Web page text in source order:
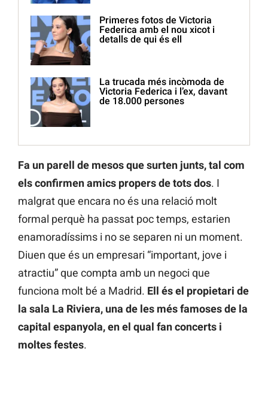
Primeres fotos de Victoria
Federica amb el nou xicot i
detalls de qui és ell
La trucada més incòmoda de
Victoria Federica i l’ex, davant
de 18.000 persones
Fa un parell de mesos que surten junts, tal com
els confirmen amics propers de tots dos. I
malgrat que encara no és una relació molt
formal perquè ha passat poc temps, estarien
enamoradíssims i no se separen ni un moment.
Diuen que és un empresari “important, jove i
atractiu” que compta amb un negoci que
funciona molt bé a Madrid. Ell és el propietari de
la sala La Riviera, una de les més famoses de la
capital espanyola, en el qual fan concerts i
moltes festes.